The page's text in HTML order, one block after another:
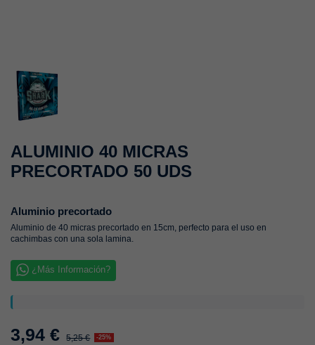
ALUMINIO 40 MICRAS
PRECORTADO 50 UDS
Aluminio precortado
Aluminio de 40 micras precortado en 15cm, perfecto para el uso en
cachimbas con una sola lamina.
¿Más Información?
3,94 € 5,25 € -25%